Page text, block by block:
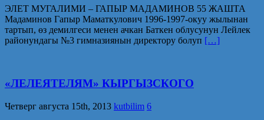
ЭЛЕТ МУГАЛИМИ – ГАПЫР МАДАМИНОВ 55 ЖАШТА
Мадаминов Гапыр Маматкулович 1996-1997-окуу жылынан
тартып, өз демилгеси менен ачкан Баткен облусунун Лейлек
районундагы №3 гимназиянын директору болуп […]
«ЛЕЛЕЯТЕЛЯМ» КЫРГЫЗСКОГО
Четверг августа 15th, 2013 kutbilim 6